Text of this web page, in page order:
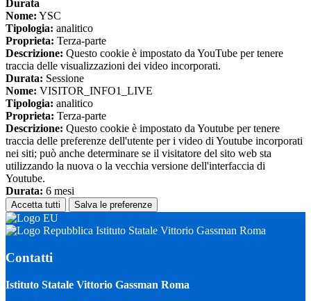
Durata
Nome: YSC
Tipologia: analitico
Proprieta: Terza-parte
Descrizione: Questo cookie è impostato da YouTube per tenere
traccia delle visualizzazioni dei video incorporati.
Durata: Sessione
Nome: VISITOR_INFO1_LIVE
Tipologia: analitico
Proprieta: Terza-parte
Descrizione: Questo cookie è impostato da Youtube per tenere
traccia delle preferenze dell'utente per i video di Youtube incorporati
nei siti; può anche determinare se il visitatore del sito web sta
utilizzando la nuova o la vecchia versione dell'interfaccia di
Youtube.
Durata: 6 mesi
Accetta tutti Salva le preferenze
Istituto Statale Vittorio Gassman Roma
Contatti
Istituto Statale Vittorio Gassman Roma